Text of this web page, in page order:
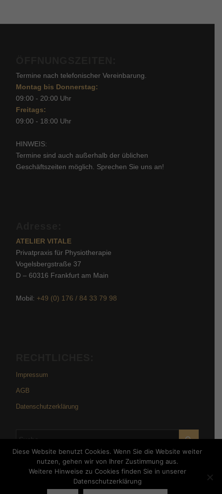
Termine nach telefonischer Vereinbarung.
Montag bis Donnerstag:
09:00 - 20:00 Uhr
Freitags:
09:00 - 18:00 Uhr
HINWEIS:
Termine sind auch außerhalb der üblichen
Geschäftszeiten möglich. Sprechen Sie uns an!
ATELIER VITALE
Privatpraxis für Physiotherapie
Vogelsbergstraße 37
D – 60316 Frankfurt am Main
Mobil:+49 (0) 176 / 84 33 79 98
Impressum
AGB
Datenschutzerklärung
© copyright 2026 by Atelier Vitale | Tom Schäfer
Diese Website benutzt Cookies. Wenn Sie die Website weiter
nutzen, gehen wir von Ihrer Zustimmung aus.
Weitere Hinweise zu Cookies finden Sie in unserer
Datenschutzerklärung